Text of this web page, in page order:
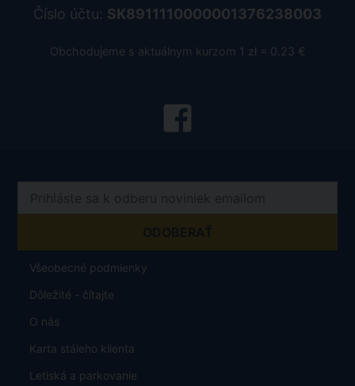
Číslo účtu: SK8911110000001376238003
Obchodujeme s aktuálnym kurzom 1 zł = 0.23 €
Všeobecné podmienky
Dôležité - čítajte
O nás
Karta stáleho klienta
Letiská a parkovanie